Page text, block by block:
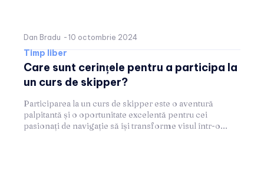
Dan Bradu - 10 octombrie 2024
Timp liber
Care sunt cerințele pentru a participa la
un curs de skipper?
Participarea la un curs de skipper este o aventură
palpitantă și o oportunitate excelentă pentru cei
pasionați de navigație să își transforme visul într-o...